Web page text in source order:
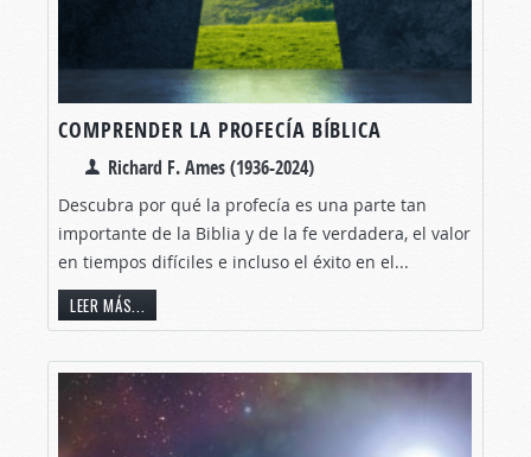
COMPRENDER LA PROFECÍA BÍBLICA
Richard F. Ames (1936-2024)
Descubra por qué la profecía es una parte tan
importante de la Biblia y de la fe verdadera, el valor
en tiempos difíciles e incluso el éxito en el...
LEER MÁS...